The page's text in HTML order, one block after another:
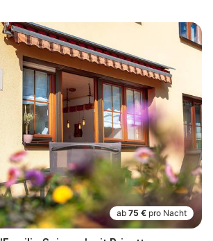
ab 75 € pro Nacht